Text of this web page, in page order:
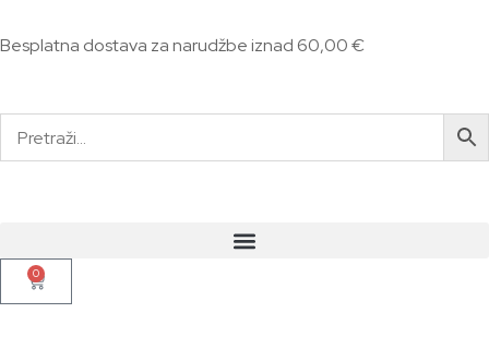
Besplatna dostava za narudžbe iznad 60,00 €
0